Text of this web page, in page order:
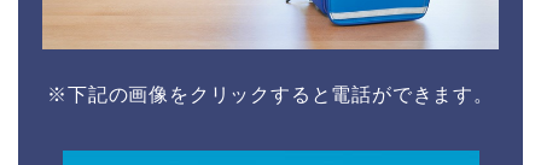
※下記の画像をクリックすると電話ができます。